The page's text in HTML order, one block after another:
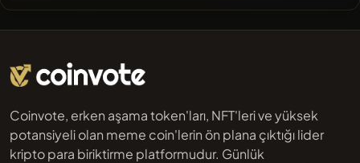
Coinvote, erken aşama token'ları, NFT'leri ve yüksek
potansiyeli olan meme coin'lerin ön plana çıktığı lider
kripto para biriktirme platformudur. Günlük